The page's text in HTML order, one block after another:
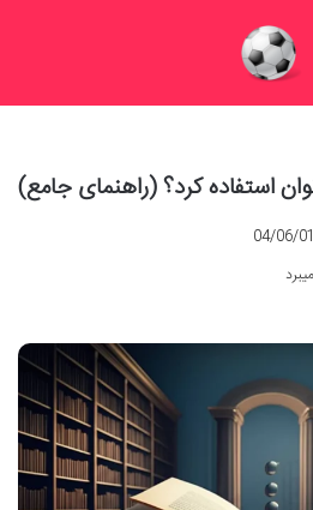
استفاده کرد؟ (راهنمای جامع)